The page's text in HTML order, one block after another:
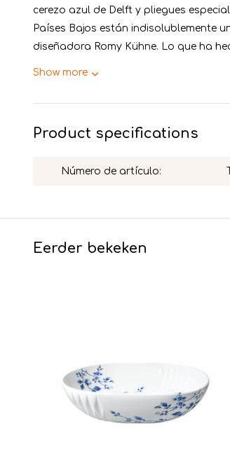
cerezo azul de Delft y pliegues
Países Bajos están indisolublemente
diseñadora Romy Kühne. Lo que ha
Show more
Product specifications
Número de artículo:
Eerder bekeken